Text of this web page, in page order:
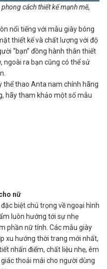
cách thiết kế mạnh mẽ,
nổi tiếng với mẫu giày bóng
thiết kế và chất lượng với độ
“bạn” đồng hành thân thiết
ngoài ra bạn cũng có thể sử
thể thao Anta nam chính hãng
hãy tham khảo một số mẫu
nữ
biệt chú trọng về ngoại hình
luôn hướng tới sự nhẹ
phần nữ tính. Các mẫu giày
xu hướng thời trang mới nhất,
nhấn điểm, chất liệu nhẹ, êm
thoải mái cho người dùng